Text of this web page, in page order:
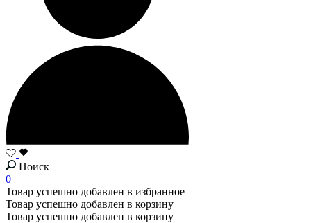
Поиск
0
Товар успешно добавлен в избранное
Товар успешно добавлен в корзину
Товар успешно добавлен в корзину